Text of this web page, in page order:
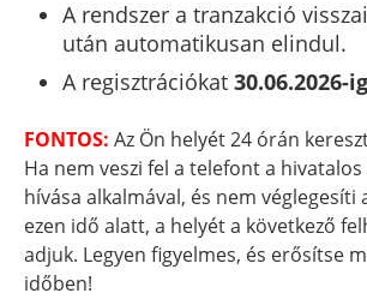
A rendszer a tranzakció
után automatikusan elindul.
A regisztrációkat30.06.2026-
FONTOS: Az Ön helyét 24 órán
Ha nem veszi fel a telefont a
hívása alkalmával, és nem véglegesíti
ezen idő alatt, a helyét a következő
adjuk. Legyen figyelmes, és erősítse
időben!